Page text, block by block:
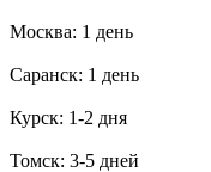
Москва: 1 день
Саранск: 1 день
Курск: 1-2 дня
Томск: 3-5 дней